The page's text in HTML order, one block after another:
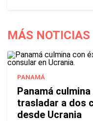
MÁS NOTICIAS
PANAMÁ
Panamá
trasladar a dos
desde Ucrania